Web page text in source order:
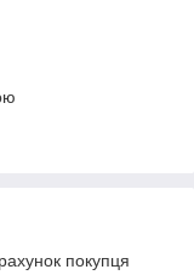
покупця